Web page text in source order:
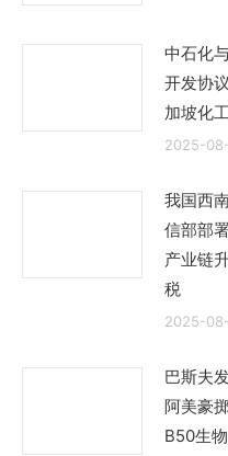
中石化
开发协
加坡化
2025-
我国西
信部部
产业链
税
2025-
巴斯夫
阿美豪
B50生